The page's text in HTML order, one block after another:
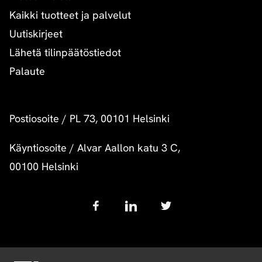
Kaikki tuotteet ja palvelut
Uutiskirjeet
Lähetä tilinpäätöstiedot
Palaute
Postiosoite / PL 73, 00101 Helsinki
Käyntiosoite / Alvar Aallon katu 3 C,
00100 Helsinki